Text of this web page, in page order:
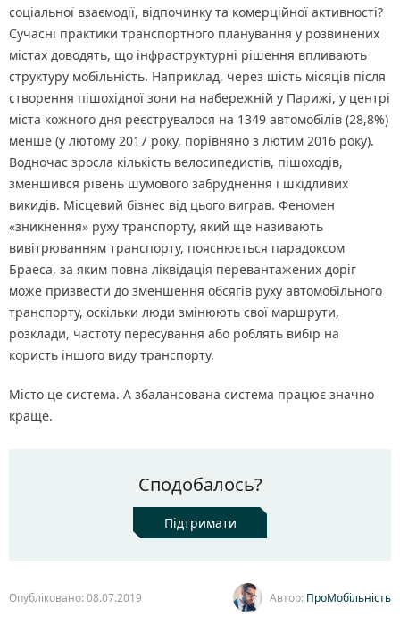
соціальної взаємодії, відпочинку та комерційної активності?
Сучасні практики транспортного планування у розвинених
містах доводять, що інфраструктурні рішення впливають
структуру мобільність. Наприклад, через шість місяців після
створення пішохідної зони на набережній у Парижі, у центрі
міста кожного дня реєструвалося на 1349 автомобілів (28,8%)
менше (у лютому 2017 року, порівняно з лютим 2016 року).
Водночас зросла кількість велосипедистів, пішоходів,
зменшився рівень шумового забруднення і шкідливих
викидів. Місцевий бізнес від цього виграв. Феномен
«зникнення» руху транспорту, який ще називають
вивітрюванням транспорту, пояснюється парадоксом
Браеса, за яким повна ліквідація перевантажених доріг
може призвести до зменшення обсягів руху автомобільного
транспорту, оскільки люди змінюють свої маршрути,
розклади, частоту пересування або роблять вибір на
користь іншого виду транспорту.
Місто це система. А збалансована система працює значно
краще.
Сподобалось?
Підтримати
Опубліковано: 08.07.2019 Автор: ПроМобільність